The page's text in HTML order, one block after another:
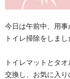
今日は午前中、用
トイレ掃除をしまし
トイレマットとタ
交換し、お気に入り